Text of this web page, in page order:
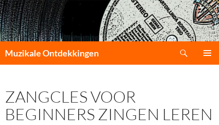
Muzikale Ontdekkingen
INHOUD
ZANGCLES VOOR
BEGINNERS ZINGEN LEREN